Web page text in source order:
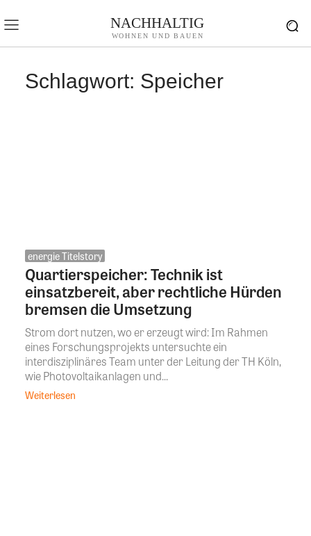
NACHHALTIG
WOHNEN UND BAUEN
Schlagwort: Speicher
energie Titelstory
Quartierspeicher: Technik ist
einsatzbereit, aber rechtliche Hürden
bremsen die Umsetzung
Strom dort nutzen, wo er erzeugt wird: Im Rahmen
eines Forschungsprojekts untersuchte ein
interdisziplinäres Team unter der Leitung der TH Köln,
wie Photovoltaikanlagen und...
Weiterlesen